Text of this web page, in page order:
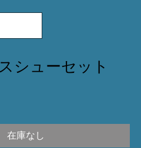
シューセット
在庫なし